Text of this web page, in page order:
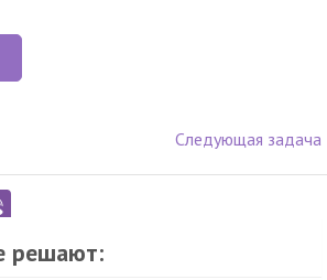
Следующая задача
решают: